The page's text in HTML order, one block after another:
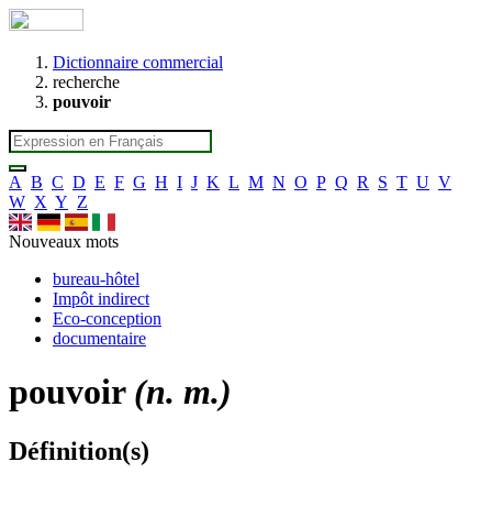
Dictionnaire commercial
recherche
pouvoir
A B C D E F G H I J K L M N O P Q R S T U V
W X Y Z
Nouveaux mots
bureau-hôtel
Impôt indirect
Eco-conception
documentaire
pouvoir (n. m.)
Définition(s)